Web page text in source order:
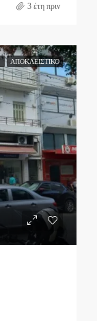
3 έτη πριν
ΑΠΟΚΛΕΙΣΤΙΚΌ